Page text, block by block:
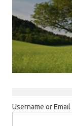
Username or Email